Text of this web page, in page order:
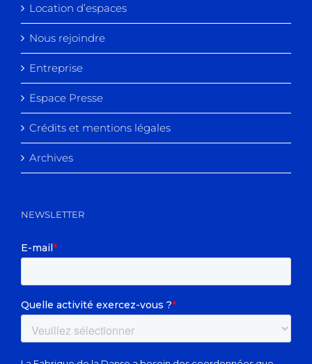
Location d’espaces
Nous rejoindre
Entreprise
Espace Presse
Crédits et mentions légales
Archives
NEWSLETTER